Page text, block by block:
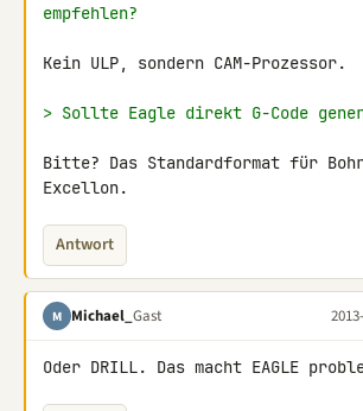
empfehlen?
Kein ULP, sondern CAM-Prozessor.
> Sollte Eagle direkt G-Code
Bitte? Das Standardformat für
Excellon.
Antwort
M Michael_ Gast
Oder DRILL. Das macht EAGLE